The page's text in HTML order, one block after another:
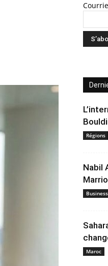
Régions
Nabil
Business
Maroc